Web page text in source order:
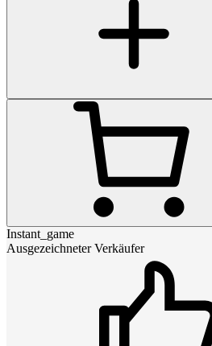
Instant_game
Ausgezeichneter Verkäufer